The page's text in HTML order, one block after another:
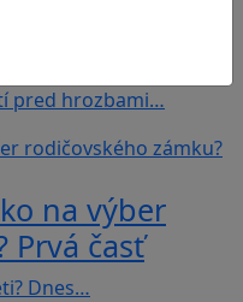
na výber
časť
pred hrozbami…
na výber
Prvá časť
Dnes…